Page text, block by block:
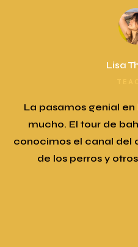
y
la playa
bellos.
Gracias
maravilla!!
Nos
de